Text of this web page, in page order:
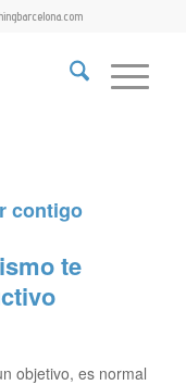
contigo
te
objetivo, es normal